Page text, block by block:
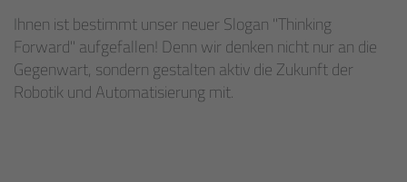
Ihnen ist bestimmt unser neuer Slogan "Thinking
Forward" aufgefallen! Denn wir denken nicht nur an die
Gegenwart, sondern gestalten aktiv die Zukunft der
Robotik und Automatisierung mit.